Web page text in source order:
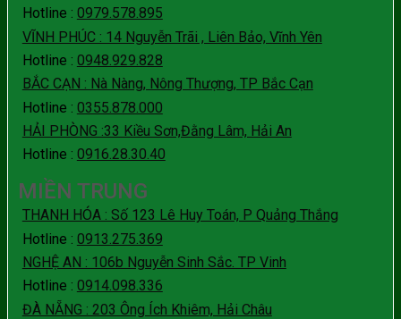
Hotline : 0979.578.895
VĨNH PHÚC : 14 Nguyễn Trãi , Liên Bảo, Vĩnh Yên
Hotline : 0948.929.828
BẮC CẠN : Nà Nàng, Nông Thượng, TP Bắc Cạn
Hotline : 0355.878.000
HẢI PHÒNG :33 Kiều Sơn,Đằng Lâm, Hải An
Hotline : 0916.28.30.40
MIỀN TRUNG
THANH HÓA : Số 123 Lê Huy Toán, P Quảng Thắng
Hotline : 0913.275.369
NGHỆ AN : 106b Nguyễn Sinh Sắc. TP Vinh
Hotline : 0914.098.336
ĐÀ NẴNG : 203 Ông Ích Khiêm, Hải Châu